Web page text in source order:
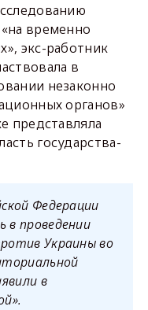
временно
экс-работник
в
незаконно
органов»
представляла
государства-
Федерации
в проведении
Украины во
в